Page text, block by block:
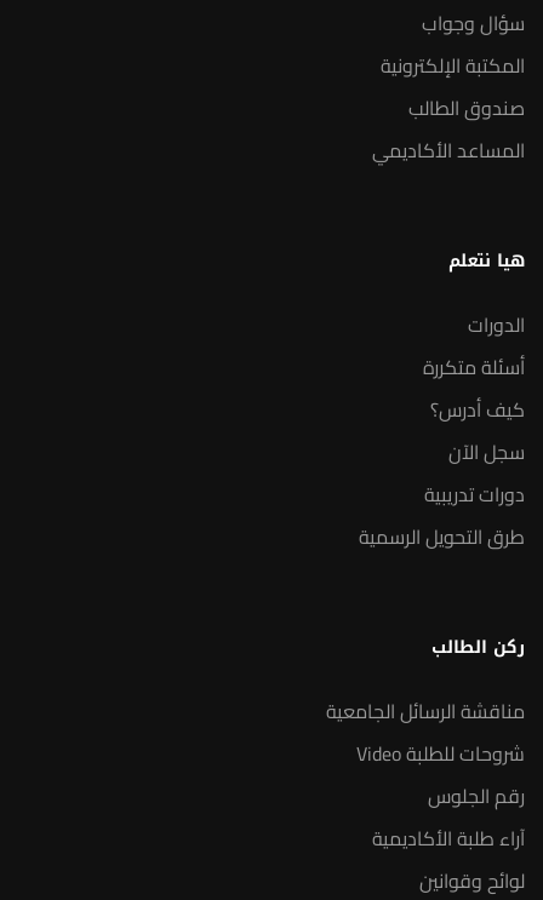
سؤال وجواب
المكتبة الإلكترونية
صندوق الطالب
المساعد الأكاديمي
هيا نتعلم
الدورات
أسئلة متكررة
كيف أدرس؟
سجل الآن
دورات تدريبية
طرق التحويل الرسمية
ركن الطالب
مناقشة الرسائل الجامعية
شروحات للطلبة Video
رقم الجلوس
آراء طلبة الأكاديمية
لوائح وقوانين